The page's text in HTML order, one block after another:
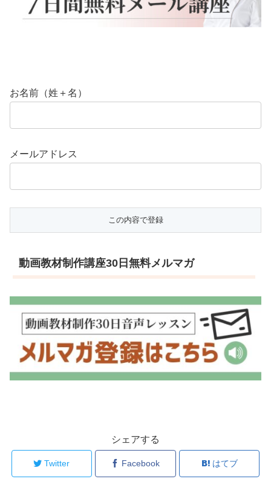
お名前（姓＋名）
メールアドレス
動画教材制作講座30日無料メルマガ
シェアする
Twitter Facebook はてブ